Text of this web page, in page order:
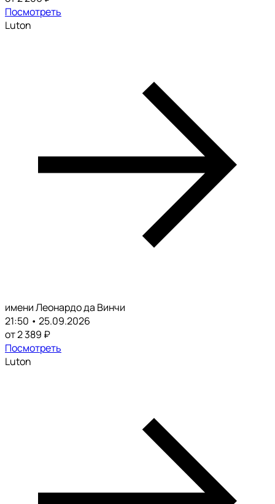
Посмотреть
Luton
имени Леонардо да Винчи
21:50 • 25.09.2026
от 2 389 ₽
Посмотреть
Luton